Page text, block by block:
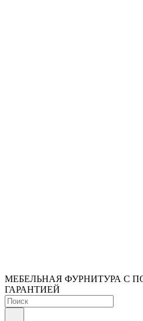
МЕБЕЛЬНАЯ ФУРНИТУРА С
ГАРАНТИЕЙ